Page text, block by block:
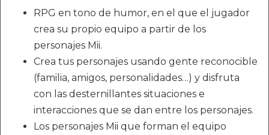
RPG en tono de humor, en el que el jugador
crea su propio equipo a partir de los
personajes Mii.
Crea tus personajes usando gente reconocible
(familia, amigos, personalidades…) y disfruta
con las desternillantes situaciones e
interacciones que se dan entre los personajes.
Los personajes Mii que forman el equipo